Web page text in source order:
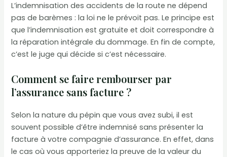
L’indemnisation des accidents de la route ne dépend
pas de barèmes : la loi ne le prévoit pas. Le principe est
que l’indemnisation est gratuite et doit correspondre à
la réparation intégrale du dommage. En fin de compte,
c’est le juge qui décide si c’est nécessaire.
Comment se faire rembourser par
l’assurance sans facture ?
Selon la nature du pépin que vous avez subi, il est
souvent possible d’être indemnisé sans présenter la
facture à votre compagnie d’assurance. En effet, dans
le cas où vous apporteriez la preuve de la valeur du